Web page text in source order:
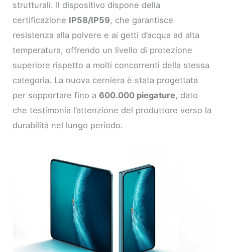
strutturali. Il dispositivo dispone della
certificazione IP58/IP59, che garantisce
resistenza alla polvere e ai getti d’acqua ad alta
temperatura, offrendo un livello di protezione
superiore rispetto a molti concorrenti della stessa
categoria. La nuova cerniera è stata progettata
per sopportare fino a600.000 piegature, dato
che testimonia l’attenzione del produttore verso la
durabilità nel lungo periodo.